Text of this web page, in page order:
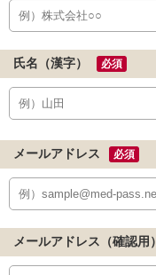
氏名（漢字） 必須
メールアドレス 必須
メールアドレス（確認用）